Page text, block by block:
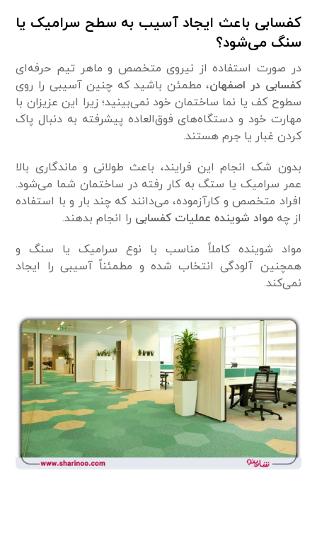
کفسابی باعث ایجاد آسیب به سطح سرامیک یا
سنگ می‌شود؟
در صورت استفاده از نیروی متخصص و ماهر تیم حرفه‌ای
کفسابی در اصفهان، مطمئن باشید که چنین آسیبی را روی
سطوح کف یا نما ساختمان خود نمی‌بینید؛ زیرا این عزیزان با
مهارت خود و دستگاه‌های فوق‌العاده پیشرفته به دنبال پاک
کردن غبار یا جرم هستند.
بدون شک انجام این فرایند، باعث طولانی و ماندگاری بالا
عمر سرامیک یا ستگ به کار رفته در ساختمان شما می‌شود.
افراد متخصص و کارآزموده، می‌دانند که چند بار و با استفاده
از چهمواد شوینده عملیات کفسابی را انجام بدهند.
مواد شوینده کاملاً مناسب با نوع سرامیک یا سنگ و
همچنین آلودگی انتخاب شده و مطمئناً آسیبی را ایجاد
نمی‌کند.